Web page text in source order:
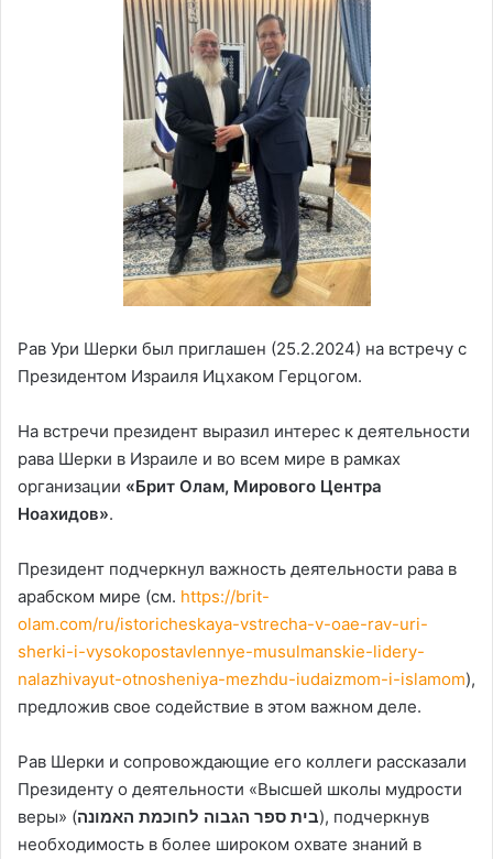
Рав Ури Шерки был приглашен (25.2.2024) на встречу с
Президентом Израиля Ицхаком Герцогом.
На встречи президент выразил интерес к деятельности
рава Шерки в Израиле и во всем мире в рамках
организации «Брит Олам, Мирового Центра
Ноахидов».
Президент подчеркнул важность деятельности рава в
арабском мире (см. https://brit-
olam.com/ru/istoricheskaya-vstrecha-v-oae-rav-uri-
sherki-i-vysokopostavlennye-musulmanskie-lidery-
nalazhivayut-otnosheniya-mezhdu-iudaizmom-i-islamom),
предложив свое содействие в этом важном деле.
Рав Шерки и сопровождающие его коллеги рассказали
Президенту о деятельности «Высшей школы мудрости
веры» (בית ספר הגבוה לחוכמת האמונה), подчеркнув
необходимость в более широком охвате знаний в